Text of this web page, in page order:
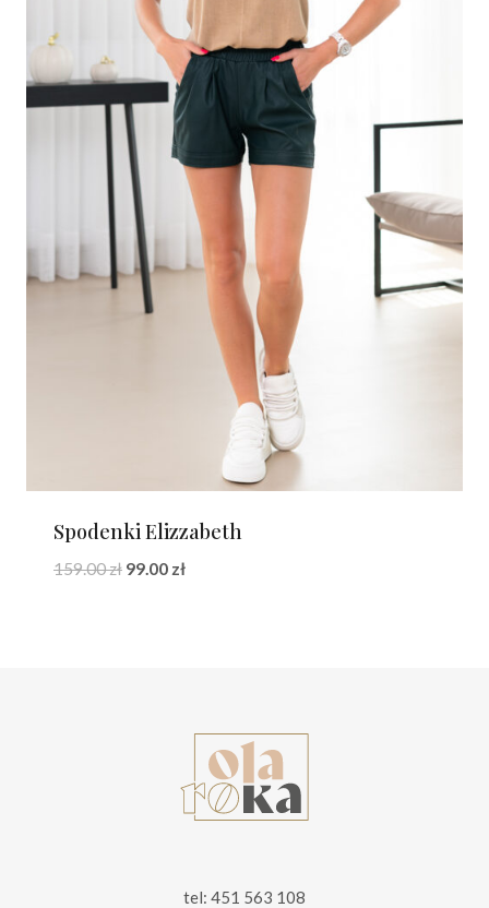
Spodenki Elizzabeth
159.00zł Pierwotna
99.00 złAktualna
tel: 451 563 108